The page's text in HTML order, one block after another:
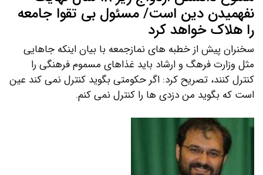
نفهمیدن دین است/ مسئول بی تقوا جامعه
را هلاک خواهد کرد
سخنران پیش از خطبه های نمازجمعه با بیان اینکه جاهایی
مثل وزارت فرهگ و ارشاد باید غذاهای مسموم فرهنگی را
کنترل کنند، تصریح کرد: اگر حکومتی بگوید کنترل نمی کند عین
است که بگوید من دزدی ها را کنترل نمی کنم.